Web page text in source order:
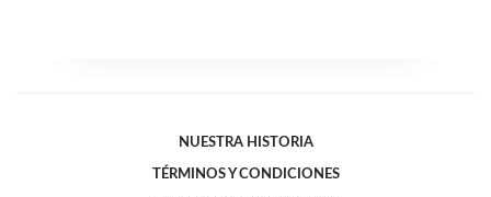
NUESTRA HISTORIA
TÉRMINOS Y CONDICIONES